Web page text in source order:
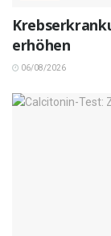
erhöhen
06/08/2026